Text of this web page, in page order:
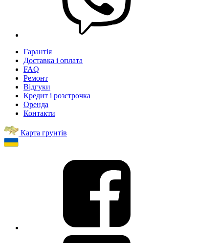
Гарантія
Доставка і оплата
FAQ
Ремонт
Відгуки
Кредит і розстрочка
Оренда
Контакти
Карта грунтів